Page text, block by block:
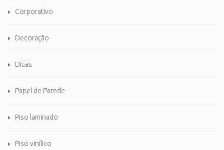
Corporativo
Decoração
Dicas
Papel de Parede
Piso laminado
Piso vinílico